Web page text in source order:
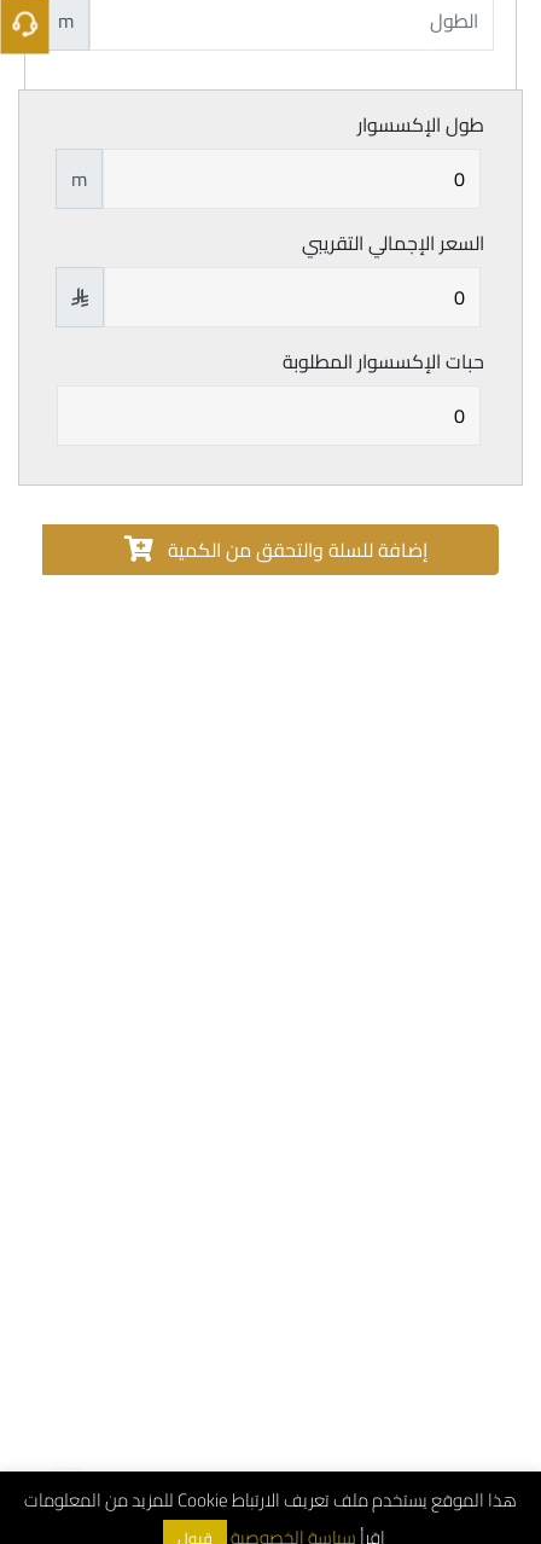
m
طول الإكسسوار
m
السعر الإجمالي التقريبي

حبات الإكسسوار المطلوبة
إضافة للسلة والتحقق من الكمية
هذا الموقع يستخدم ملف تعريف الارتباط Cookie للمزيد من المعلومات
قبول